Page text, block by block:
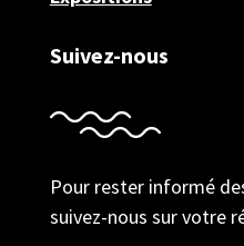
Suivez-nous
Pour rester informé
suivez-nous sur votre